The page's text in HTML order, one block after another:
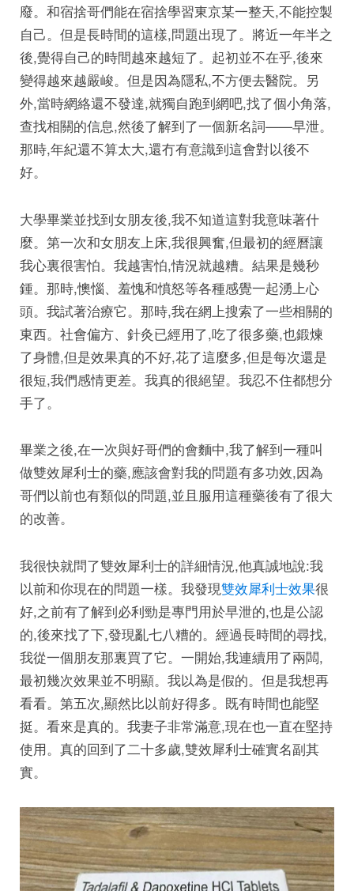
廢。和宿捨哥們能在宿捨學習東京某一整天,不能控製
自己。但是長時間的這樣,問題出現了。將近一年半之
後,覺得自己的時間越來越短了。起初並不在乎,後來
變得越來越嚴峻。但是因為隱私,不方便去醫院。另
外,當時網絡還不發達,就獨自跑到網吧,找了個小角落,
查找相關的信息,然後了解到了一個新名詞——早泄。
那時,年紀還不算太大,還冇有意識到這會對以後不
好。
大學畢業並找到女朋友後,我不知道這對我意味著什
麼。第一次和女朋友上床,我很興奮,但最初的經曆讓
我心裏很害怕。我越害怕,情況就越糟。結果是幾秒
鍾。那時,懊惱、羞愧和憤怒等各種感覺一起湧上心
頭。我試著治療它。那時,我在網上搜索了一些相關的
東西。社會偏方、針灸已經用了,吃了很多藥,也鍛煉
了身體,但是效果真的不好,花了這麼多,但是每次還是
很短,我們感情更差。我真的很絕望。我忍不住都想分
手了。
畢業之後,在一次與好哥們的會麵中,我了解到一種叫
做雙效犀利士的藥,應該會對我的問題有多功效,因為
哥們以前也有類似的問題,並且服用這種藥後有了很大
的改善。
我很快就問了雙效犀利士的詳細情況,他真誠地說:我
以前和你現在的問題一樣。我發現雙效犀利士效果很
好,之前有了解到必利勁是專門用於早泄的,也是公認
的,後來找了下,發現亂七八糟的。經過長時間的尋找,
我從一個朋友那裏買了它。一開始,我連續用了兩闆,
最初幾次效果並不明顯。我以為是假的。但是我想再
看看。第五次,顯然比以前好得多。既有時間也能堅
挺。看來是真的。我妻子非常滿意,現在也一直在堅持
使用。真的回到了二十多歲,雙效犀利士確實名副其
實。